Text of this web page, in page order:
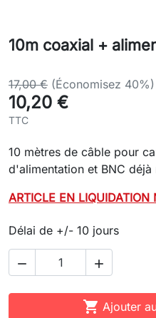
10m coaxial +
17,00 € (Économisez 40%)
10,20 €
TTC
10 mètres de câble pour
d'alimentation et BNC déjà
ARTICLE EN LIQUIDATION
Délai de +/- 10 jours
 
 Ajouter